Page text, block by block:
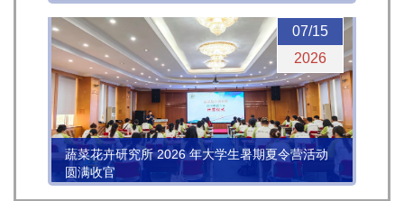
用进展
07/15
2026
蔬菜花卉研究所 2026 年大学生暑期夏令营活动
圆满收官